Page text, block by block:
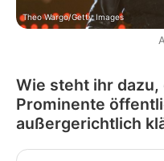
Theo Wargo/Getty Images
Wie steht ihr
Prominente
außergerichtlich